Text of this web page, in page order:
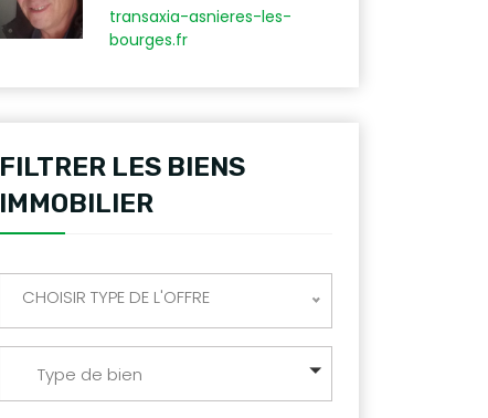
transaxia-asnieres-les-
bourges.fr
FILTRER LES BIENS
IMMOBILIER
CHOISIR TYPE DE L'OFFRE
Type de bien